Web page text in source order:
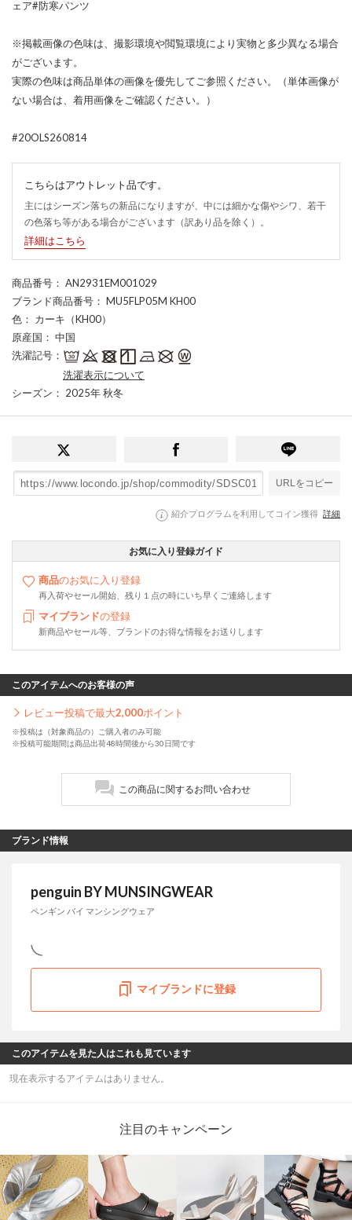
ェア#防寒パンツ
※掲載画像の色味は、撮影環境や閲覧環境により実物と多少異なる場合
がございます。
実際の色味は商品単体の画像を優先してご参照ください。（単体画像が
ない場合は、着用画像をご確認ください。）
#20OLS260814
こちらはアウトレット品です。
主にはシーズン落ちの新品になりますが、中には細かな傷やシワ、若干
の色落ち等がある場合がございます（訳あり品を除く）。
詳細はこちら
商品番号 ： AN2931EM001029
ブランド商品番号 ： MU5FLP05M KH00
色 ： カーキ（KH00）
原産国 ： 中国
洗濯記号 ：
洗濯表示について
シーズン ： 2025年 秋冬
URLをコピー
紹介プログラムを利用してコイン獲得 詳細
お気に入り登録ガイド
商品のお気に入り登録
再入荷やセール開始、残り１点の時にいち早くご連絡します
マイブランドの登録
新商品やセール等、ブランドのお得な情報をお送りします
このアイテムへのお客様の声
レビュー投稿で最大2,000ポイント
※投稿は（対象商品の）ご購入者のみ可能
※投稿可能期間は商品出荷48時間後から30日間です
この商品に関するお問い合わせ
ブランド情報
penguin BY MUNSINGWEAR
ペンギン バイ マンシングウェア
マイブランドに登録
このアイテムを見た人はこれも見ています
現在表示するアイテムはありません。
注目のキャンペーン